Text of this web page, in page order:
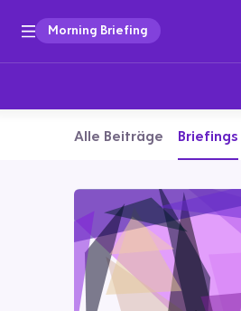
Morning Briefing
Alle Beiträge Briefings